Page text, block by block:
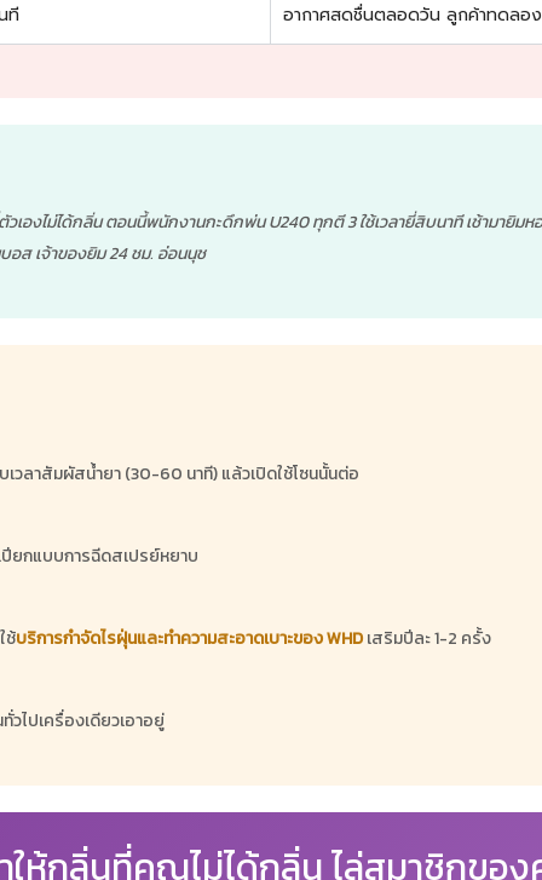
ที อากาศสดชื่นตลอดวัน ลูกค้าทดลอ
องไม่ได้กลิ่น ตอนนี้พนักงานกะดึกพ่น U240 ทุกตี 3 ใช้เวลายี่สิบนาที เช้ามายิ
ส เจ้าของยิม 24 ชม. อ่อนนุช
วลาสัมผัสน้ำยา (30-60 นาที) แล้วเปิดใช้โซนนั้นต่อ
ปียกแบบการฉีดสเปรย์หยาบ
ช้บริการกำจัดไรฝุ่นและทำความสะอาดเบาะของ WHDเสริมปีละ 1-2 ครั้ง
ไปเครื่องเดียวเอาอยู่
ให้กลิ่นที่คุณไม่ได้กลิ่น ไล่สมาชิกขอ